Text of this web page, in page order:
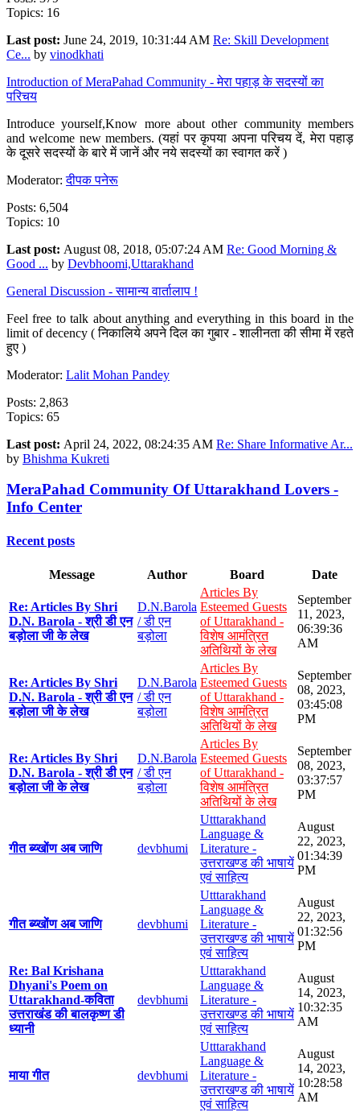
Topics: 16
Last post: June 24, 2019, 10:31:44 AM Re: Skill Development
Ce... by vinodkhati
Introduction of MeraPahad Community - मेरा पहाड़ के सदस्यों का
परिचय
Introduce yourself,Know more about other community members
and welcome new members. (यहां पर कृपया अपना परिचय दें, मेरा पहाड़
के दूसरे सदस्यों के बारे में जानें और नये सदस्यों का स्वागत करें )
Moderator:दीपक पनेरू
Posts: 6,504
Topics: 10
Last post: August 08, 2018, 05:07:24 AM Re: Good Morning &
Good ... by Devbhoomi,Uttarakhand
General Discussion - सामान्य वार्तालाप !
Feel free to talk about anything and everything in this board in the
limit of decency ( निकालिये अपने दिल का गुबार - शालीनता की सीमा में रहते
हुए )
Moderator: Lalit Mohan Pandey
Posts: 2,863
Topics: 65
Last post: April 24, 2022, 08:24:35 AM Re: Share Informative Ar...
by Bhishma Kukreti
MeraPahad Community Of Uttarakhand Lovers -
Info Center
Recent posts
Message Author Board Date
Re: Articles By Shri
D.N. Barola - श्री डी एन
बड़ोला जी के लेख
D.N.Barola
/ डी एन
बड़ोला
Articles By
Esteemed Guests
of Uttarakhand -
विशेष आमंत्रित
अतिथियों के लेख
September
11, 2023,
06:39:36
AM
Re: Articles By Shri
D.N. Barola - श्री डी एन
बड़ोला जी के लेख
D.N.Barola
/ डी एन
बड़ोला
Articles By
Esteemed Guests
of Uttarakhand -
विशेष आमंत्रित
अतिथियों के लेख
September
08, 2023,
03:45:08
PM
Re: Articles By Shri
D.N. Barola - श्री डी एन
बड़ोला जी के लेख
D.N.Barola
/ डी एन
बड़ोला
Articles By
Esteemed Guests
of Uttarakhand -
विशेष आमंत्रित
अतिथियों के लेख
September
08, 2023,
03:37:57
PM
गीत ब्य्खोंण अब जाणि devbhumi
Utttarakhand
Language &
Literature -
उत्तराखण्ड की भाषायें
एवं साहित्य
August
22, 2023,
01:34:39
PM
गीत ब्य्खोंण अब जाणि devbhumi
Utttarakhand
Language &
Literature -
उत्तराखण्ड की भाषायें
एवं साहित्य
August
22, 2023,
01:32:56
PM
Re: Bal Krishana
Dhyani's Poem on
Uttarakhand-कविता
उत्तराखंड की बालकृष्ण डी
ध्यानी
devbhumi
Utttarakhand
Language &
Literature -
उत्तराखण्ड की भाषायें
एवं साहित्य
August
14, 2023,
10:32:35
AM
माया गीत devbhumi
Utttarakhand
Language &
Literature -
उत्तराखण्ड की भाषायें
एवं साहित्य
August
14, 2023,
10:28:58
AM